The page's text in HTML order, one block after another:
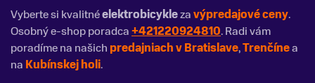
Vyberte si kvalitnéelektrobicyklezavýpredajové ceny.
Osobný e-shop poradca+421220924810. Radi vám
poradíme na našich predajniach v Bratislave,Trenčínea
na Kubínskej holi.